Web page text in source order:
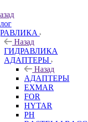
Назад
ГИДРАВЛИКА
АДАПТЕРЫ
Назад
АДАПТЕРЫ
EXMAR
FOR
HYTAR
PH